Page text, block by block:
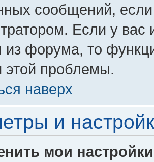
сообщений,
Если у
из форума, то
этой проблемы.
наверх
и
мои